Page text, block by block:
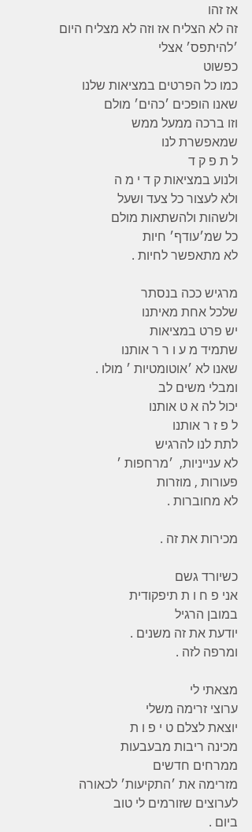
אז זהו
זה לא הצליח אז וזה לא מצליח היום
׳להיתפס׳ אצלי
כפשוט
כמו כל הפרטים במציאות שלנו
שאנו הופכים ׳כהים׳ מולם
וזו ברכה ממעל ממש
שמאפשרת לנו
ל ת פ ק ד
ולנוע במציאות ק ד י מ ה
ולא לעצור כל צעד ושעל
ולשהות ולהשתאות מולם
כל שמ׳עודף׳ חיות
לא מתאפשר לחיות .
מרגיש ככה בנסתר
שלכל אחת מאיתנו
יש פרט במציאות
שתמיד מ ע ו ר ר אותנו
שאנו לא ׳אוטומטיות ׳ מולו .
ומבלי משים לב
יכול לה א ט אותנו
ל פ ז ר אותנו
לתת לנו להרגיש
לא ענייניות,  ׳מרחפות ׳
פעורות , מוזרות
לא מחוברות .
מכירות את זה .
כשיורד גשם
אני פ ח ו ת תיפקודית
במובן הרגיל
יודעת את זה משנים .
ומרפה לזה .
מצאתי לי
ערוצי זרימה משלי
יוצאת לצלם ט י פ ו ת
מכינה ריבות מבעבעות
ממרחים חדשים
מזרימה את ׳התקיעות׳ לכאורה
לערוצים שזורמים לי טוב
ביום .